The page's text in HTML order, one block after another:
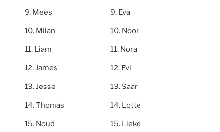
Mees
Milan
Liam
James
Jesse
Thomas
Noud
Eva
Noor
Nora
Evi
Saar
Lotte
Lieke